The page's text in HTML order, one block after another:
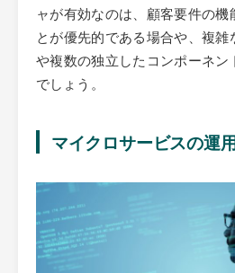
ャが有効なのは、顧客要件の機
とが優先的である場合や、複
や複数の独立したコンポーネン
でしょう。
マイクロサービスの運